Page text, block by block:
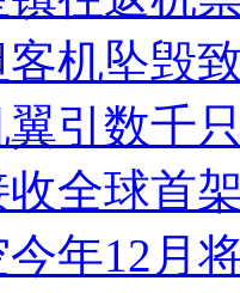
机坠毁
引数千
全球首
年12月